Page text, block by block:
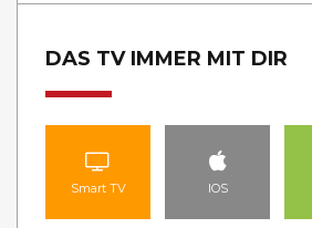
DAS TV IMMER MIT DIR
Smart TV IOS